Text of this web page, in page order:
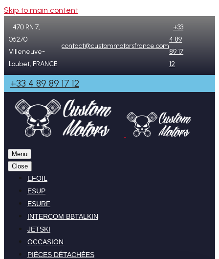
Skip to main content
470 RN 7,
06270
Villeneuve-
Loubet, FRANCE
contact@custommotorsfrance.com
+33
4 89
89 17
12
+33 4 89 89 17 12
Menu
Close
EFOIL
ESUP
ESURF
INTERCOM BBTALKIN
JETSKI
OCCASION
PIÈCES DÉTACHÉES